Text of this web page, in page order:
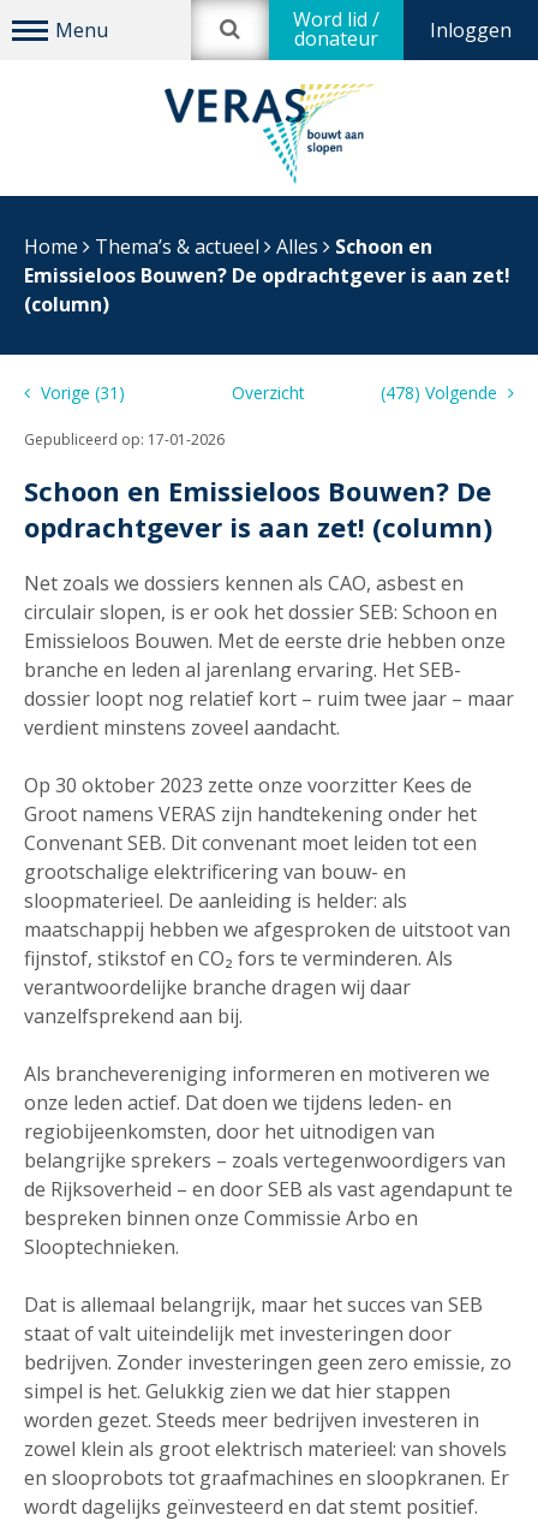
Inloggen
Word lid /
donateur
Home Thema’s & actueel Alles
Schoon en
Emissieloos Bouwen? De opdrachtgever is aan zet!
(column)
Vorige (31) Overzicht (478) Volgende
Gepubliceerd op: 17-01-2026
Schoon en Emissieloos Bouwen? De
opdrachtgever is aan zet! (column)
Net zoals we dossiers kennen als CAO, asbest en
circulair slopen, is er ook het dossier SEB: Schoon en
Emissieloos Bouwen. Met de eerste drie hebben onze
branche en leden al jarenlang ervaring. Het SEB-
dossier loopt nog relatief kort – ruim twee jaar – maar
verdient minstens zoveel aandacht.
Op 30 oktober 2023 zette onze voorzitter Kees de
Groot namens VERAS zijn handtekening onder het
Convenant SEB. Dit convenant moet leiden tot een
grootschalige elektrificering van bouw- en
sloopmaterieel. De aanleiding is helder: als
maatschappij hebben we afgesproken de uitstoot van
fijnstof, stikstof en CO₂ fors te verminderen. Als
verantwoordelijke branche dragen wij daar
vanzelfsprekend aan bij.
Als branchevereniging informeren en motiveren we
onze leden actief. Dat doen we tijdens leden- en
regiobijeenkomsten, door het uitnodigen van
belangrijke sprekers – zoals vertegenwoordigers van
de Rijksoverheid – en door SEB als vast agendapunt te
bespreken binnen onze Commissie Arbo en
Slooptechnieken.
Dat is allemaal belangrijk, maar het succes van SEB
staat of valt uiteindelijk met investeringen door
bedrijven. Zonder investeringen geen zero emissie, zo
simpel is het. Gelukkig zien we dat hier stappen
worden gezet. Steeds meer bedrijven investeren in
zowel klein als groot elektrisch materieel: van shovels
en slooprobots tot graafmachines en sloopkranen. Er
wordt dagelijks geïnvesteerd en dat stemt positief.